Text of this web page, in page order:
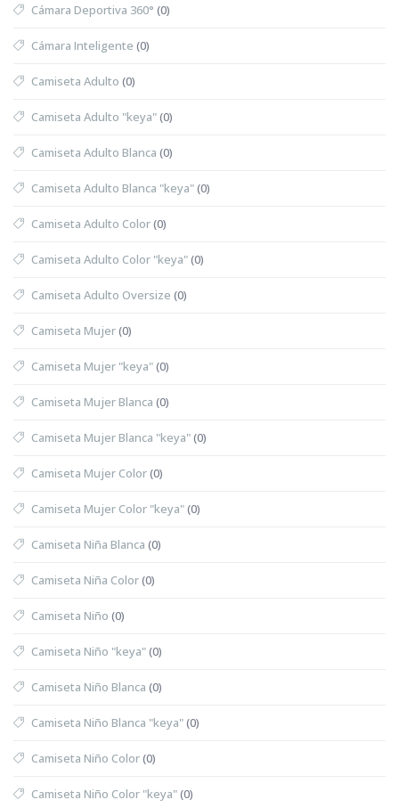
Cámara Deportiva 360° (0)
Cámara Inteligente (0)
Camiseta Adulto (0)
Camiseta Adulto "keya"(0)
Camiseta Adulto Blanca (0)
Camiseta Adulto Blanca "keya"(0)
Camiseta Adulto Color(0)
Camiseta Adulto Color "keya"(0)
Camiseta Adulto Oversize (0)
Camiseta Mujer(0)
Camiseta Mujer "keya"(0)
Camiseta Mujer Blanca (0)
Camiseta Mujer Blanca "keya"(0)
Camiseta Mujer Color(0)
Camiseta Mujer Color "keya"(0)
Camiseta Niña Blanca (0)
Camiseta Niña Color(0)
Camiseta Niño (0)
Camiseta Niño "keya"(0)
Camiseta Niño Blanca (0)
Camiseta Niño Blanca "keya"(0)
Camiseta Niño Color(0)
Camiseta Niño Color "keya"(0)